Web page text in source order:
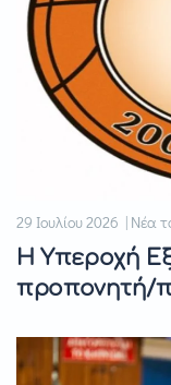
29 Ιουλίου 2026 | Νέα
Η Υπεροχή
προπονητή/